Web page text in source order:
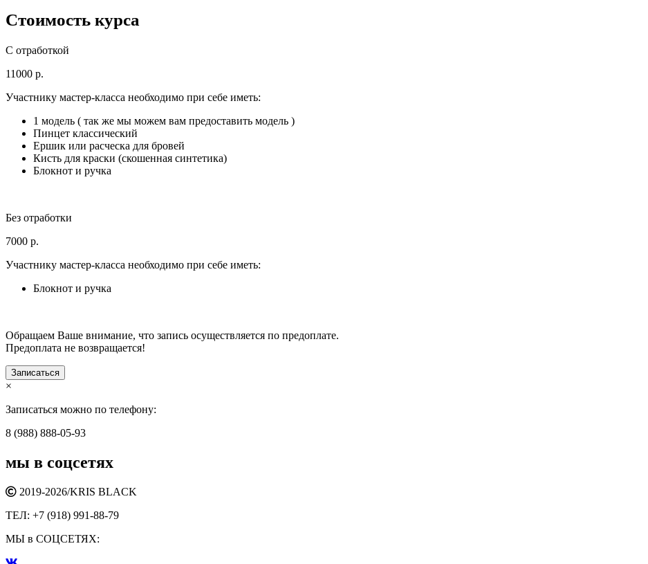
Стоимость курса
C отработкой
11000 р.
Участнику мастер-класса необходимо при себе иметь:
1 модель ( так же мы можем вам предоставить модель )
Пинцет классический
Ершик или расческа для бровей
Кисть для краски (скошенная синтетика)
Блокнот и ручка
Без отработки
7000 р.
Участнику мастер-класса необходимо при себе иметь:
Блокнот и ручка
Обращаем Ваше внимание, что запись осуществляется по предоплате.
Предоплата не возвращается!
Записаться
×
Записаться можно по телефону:
8 (988) 888-05-93
мы в соцсетях
2019-2026/KRIS BLACK
ТЕЛ: +7 (918) 991-88-79
МЫ в СОЦСЕТЯХ: